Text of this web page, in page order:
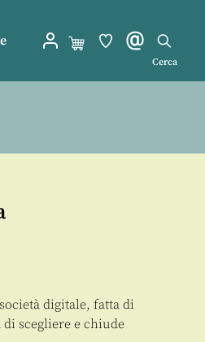
Cerca
digitale, fatta di
scegliere e chiude